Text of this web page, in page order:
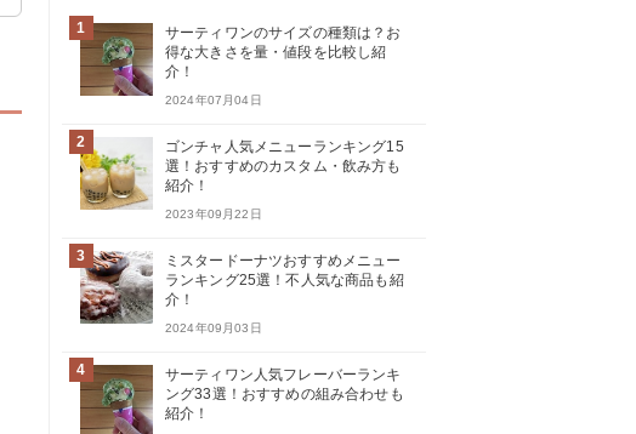
1
サーティワンのサイズの種類は？お
得な大きさを量・値段を比較し紹
介！
2024年07月04日
2
ゴンチャ人気メニューランキング15
選！おすすめのカスタム・飲み方も
紹介！
2023年09月22日
3
ミスタードーナツおすすめメニュー
ランキング25選！不人気な商品も紹
介！
2024年09月03日
4
サーティワン人気フレーバーランキ
ング33選！おすすめの組み合わせも
紹介！